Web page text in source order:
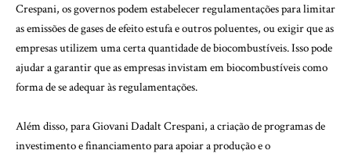
Crespani, os governos podem estabelecer regulamentações para limitar
as emissões de gases de efeito estufa e outros poluentes, ou exigir que as
empresas utilizem uma certa quantidade de biocombustíveis. Isso pode
ajudar a garantir que as empresas invistam em biocombustíveis como
forma de se adequar às regulamentações.
Além disso, para Giovani Dadalt Crespani, a criação de programas de
investimento e financiamento para apoiar a produção e o